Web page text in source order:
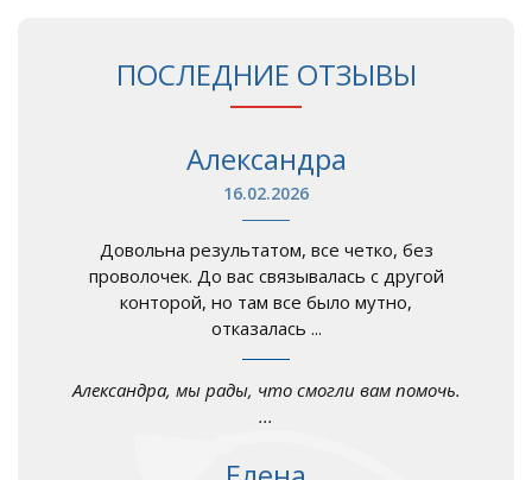
ПОСЛЕДНИЕ ОТЗЫВЫ
Александра
16.02.2026
Довольна результатом, все четко, без
проволочек. До вас связывалась с другой
конторой, но там все было мутно,
отказалась ...
Александра, мы рады, что смогли вам помочь.
...